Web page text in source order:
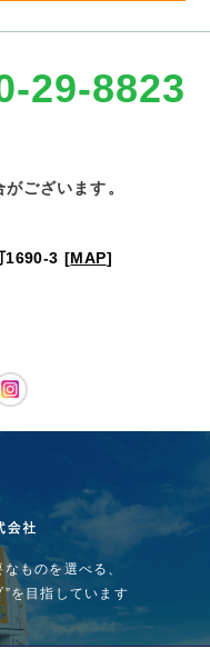
29-8823
ございます。
1690-3 [MAP]
ものを選べる、
を目指しています